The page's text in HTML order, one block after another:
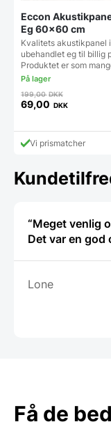
Eccon
Eg 60×60 cm
Kvalitets akustikpanel i
ubehandlet eg til billig
Produktet er som
199,00DKKDen
var:
199,00
69,00 DKK
aktuelle
prisVi prismatcher
“Meget venlig
Det var en god
Lone
Få de